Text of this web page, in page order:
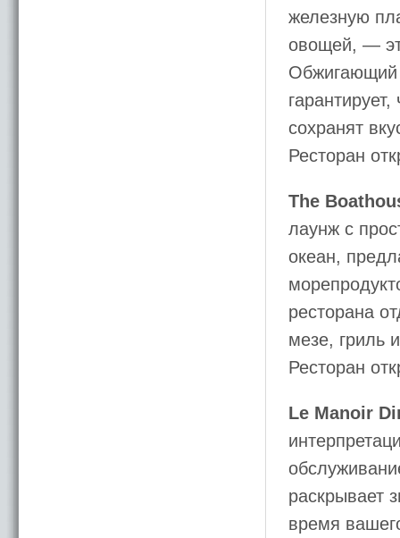
железную
овощей, —
Обжигающий
сохранят
Ресторан
The
лаунж с
океан,
ресторана
мезе, гриль
Ресторан
Le Manoir
раскрывает
время